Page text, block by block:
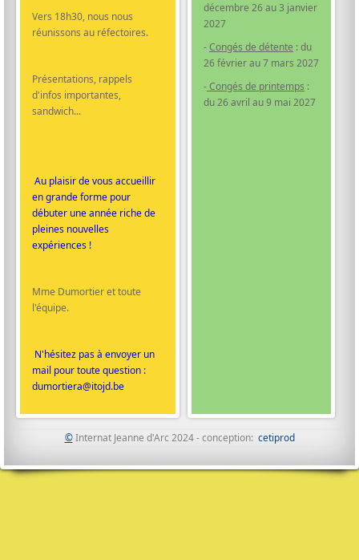
Vers 18h30, nous nous
réunissons au réfectoires.
Présentations, rappels
d'infos importantes,
sandwich...
Au plaisir de vous accueillir
en grande forme pour
débuter une année riche de
pleines nouvelles
expériences !
Mme Dumortier et toute
l'équipe.
N'hésitez pas à envoyer un
mail pour toute question :
dumortiera@itojd.be
décembre 26 au 3 janvier
2027
-Congés de détente : du
26 février au 7 mars 2027
-Congés de printemps :
du 26 avril au 9 mai 2027
©Internat Jeanne d'Arc 2024 - conception: cetiprod